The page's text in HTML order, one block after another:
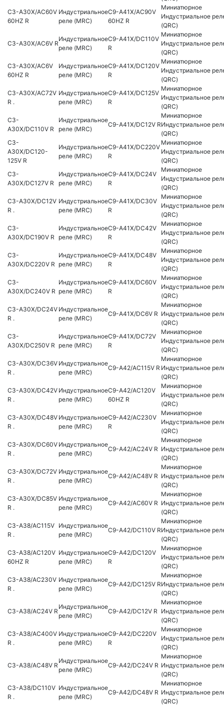
C3-A30X/AC60V
60HZ R
Индустриальное
реле (MRC)
C9-A41X/AC90V
60HZ R
Миниатюрное
Индустриальное
(QRC)
C3-A30X/AC6V R
Индустриальное
реле (MRC)
C9-A41X/DC110V
R
Миниатюрное
Индустриальное
(QRC)
C3-A30X/AC6V
60HZ R
Индустриальное
реле (MRC)
C9-A41X/DC120V
R
Миниатюрное
Индустриальное
(QRC)
C3-A30X/AC72V
R .
Индустриальное
реле (MRC)
C9-A41X/DC125V
R
Миниатюрное
Индустриальное
(QRC)
C3-
A30X/DC110V R
Индустриальное
реле (MRC)
C9-A41X/DC12V R
Миниатюрное
Индустриальное
(QRC)
C3-
A30X/DC120-
125V R
Индустриальное
реле (MRC)
C9-A41X/DC220V
R
Миниатюрное
Индустриальное
(QRC)
C3-
A30X/DC127V R
Индустриальное
реле (MRC)
C9-A41X/DC24V
R
Миниатюрное
Индустриальное
(QRC)
C3-A30X/DC12V
R .
Индустриальное
реле (MRC)
C9-A41X/DC30V
R
Миниатюрное
Индустриальное
(QRC)
C3-
A30X/DC190V R
Индустриальное
реле (MRC)
C9-A41X/DC42V
R
Миниатюрное
Индустриальное
(QRC)
C3-
A30X/DC220V R
Индустриальное
реле (MRC)
C9-A41X/DC48V
R
Миниатюрное
Индустриальное
(QRC)
C3-
A30X/DC240V R
Индустриальное
реле (MRC)
C9-A41X/DC60V
R
Миниатюрное
Индустриальное
(QRC)
C3-A30X/DC24V
R .
Индустриальное
реле (MRC)
C9-A41X/DC6V R
Миниатюрное
Индустриальное
(QRC)
C3-
A30X/DC250V R
Индустриальное
реле (MRC)
C9-A41X/DC72V
R
Миниатюрное
Индустриальное
(QRC)
C3-A30X/DC36V
R .
Индустриальное
реле (MRC)
C9-A42/AC115V R
Миниатюрное
Индустриальное
(QRC)
C3-A30X/DC42V
R .
Индустриальное
реле (MRC)
C9-A42/AC120V
60HZ R
Миниатюрное
Индустриальное
(QRC)
C3-A30X/DC48V
R .
Индустриальное
реле (MRC)
C9-A42/AC230V
R
Миниатюрное
Индустриальное
(QRC)
C3-A30X/DC60V
R .
Индустриальное
реле (MRC)
C9-A42/AC24V R
Миниатюрное
Индустриальное
(QRC)
C3-A30X/DC72V
R .
Индустриальное
реле (MRC)
C9-A42/AC48V R
Миниатюрное
Индустриальное
(QRC)
C3-A30X/DC85V
R .
Индустриальное
реле (MRC)
C9-A42/AC60V R
Миниатюрное
Индустриальное
(QRC)
C3-A38/AC115V
R .
Индустриальное
реле (MRC)
C9-A42/DC110V R
Миниатюрное
Индустриальное
(QRC)
C3-A38/AC120V
60HZ R
Индустриальное
реле (MRC)
C9-A42/DC120V
R
Миниатюрное
Индустриальное
(QRC)
C3-A38/AC230V
R .
Индустриальное
реле (MRC)
C9-A42/DC125V R
Миниатюрное
Индустриальное
(QRC)
C3-A38/AC24V R
Индустриальное
реле (MRC)
C9-A42/DC12V R
Миниатюрное
Индустриальное
(QRC)
C3-A38/AC400V
R .
Индустриальное
реле (MRC)
C9-A42/DC220V
R
Миниатюрное
Индустриальное
(QRC)
C3-A38/AC48V R
Индустриальное
реле (MRC)
C9-A42/DC24V R
Миниатюрное
Индустриальное
(QRC)
C3-A38/DC110V
R .
Индустриальное
реле (MRC)
C9-A42/DC48V R
Миниатюрное
Индустриальное
(QRC)